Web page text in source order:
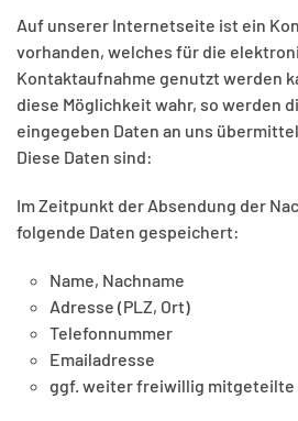
Auf unserer Internetseite ist ein
vorhanden, welches für die
Kontaktaufnahme genutzt werden
diese Möglichkeit wahr, so werden
eingegeben Daten an uns
Diese Daten sind:
Im Zeitpunkt der Absendung der
folgende Daten gespeichert:
Name, Nachname
Adresse (PLZ, Ort)
Telefonnummer
Emailadresse
ggf. weiter freiwillig mitgeteilte